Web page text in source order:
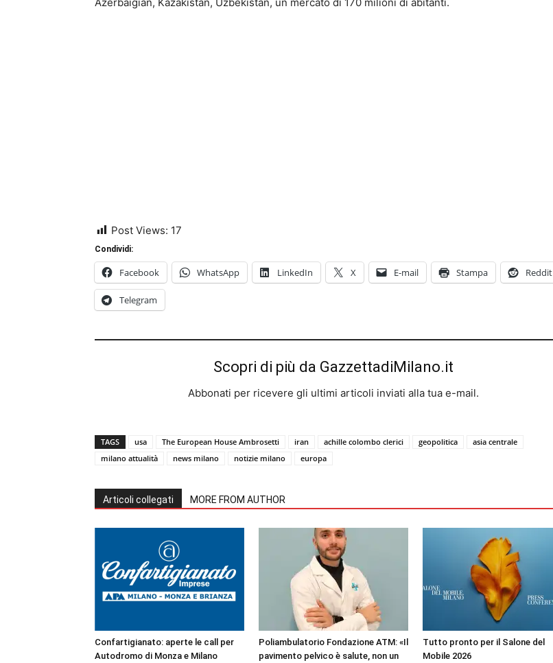
Post Views: 17
Condividi:
Facebook WhatsApp LinkedIn X E-mail Stampa Reddit
Telegram
Scopri di più da GazzettadiMilano.it
Abbonati per ricevere gli ultimi articoli inviati alla tua e-mail.
TAGS usa The European House Ambrosetti iran achille colombo clerici geopolitica
asia centrale
milano attualità
news milano notizie milano europa
Articoli collegati MORE FROM AUTHOR
Confartigianato: aperte le call per
Autodromo di Monza e Milano
Poliambulatorio Fondazione ATM: «Il
pavimento pelvico è salute, non un
Tutto pronto per il Salone del
Mobile 2026